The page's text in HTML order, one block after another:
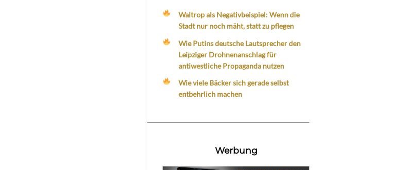
Waltrop als Negativbeispiel: Wenn die
Stadt nur noch mäht, statt zu pflegen
Wie Putins deutsche Lautsprecher den
Leipziger Drohnenanschlag für
antiwestliche Propaganda nutzen
Wie viele Bäcker sich gerade selbst
entbehrlich machen
Werbung